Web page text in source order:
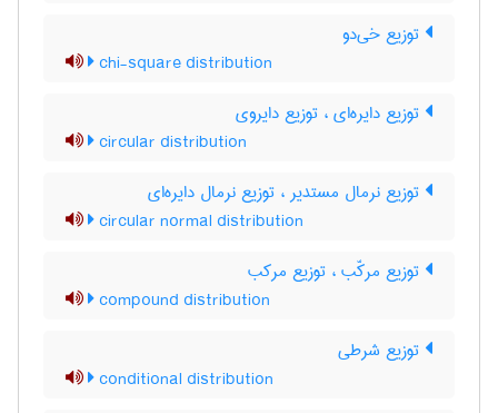
توزیع خی‌دو
chi-square distribution
توزیع دایره‌ای ، توزیع دایروی
circular distribution
توزیع نرمال مستدیر ، توزیع نرمال دایره‌ای
circular normal distribution
توزیع مرکّب ، توزیع مرکب
compound distribution
توزیع شرطی
conditional distribution